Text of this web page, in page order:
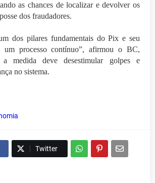
as chances de localizar e devolver os
dos fraudadores.
dos pilares fundamentais do Pix e seu
um processo contínuo”, afirmou o BC,
a medida deve desestimular golpes e
no sistema.
Twitter